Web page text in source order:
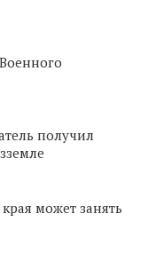
получил
может занять